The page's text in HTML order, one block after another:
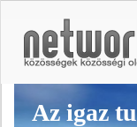
Az igaz